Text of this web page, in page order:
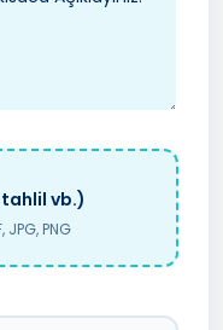
tahlil vb.)
PNG